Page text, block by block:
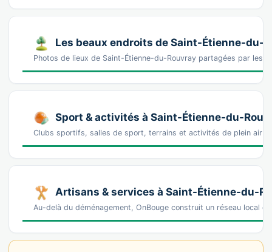
Les beaux endroits de Saint-Étienne-du-
Photos de lieux de Saint-Étienne-du-Rouvray partagées par les
Sport & activités à Saint-Étienne-du-
Clubs sportifs, salles de sport, terrains et activités de plein air à
Artisans & services à Saint-Étienne-du-
Au-delà du déménagement, OnBouge construit un réseau local